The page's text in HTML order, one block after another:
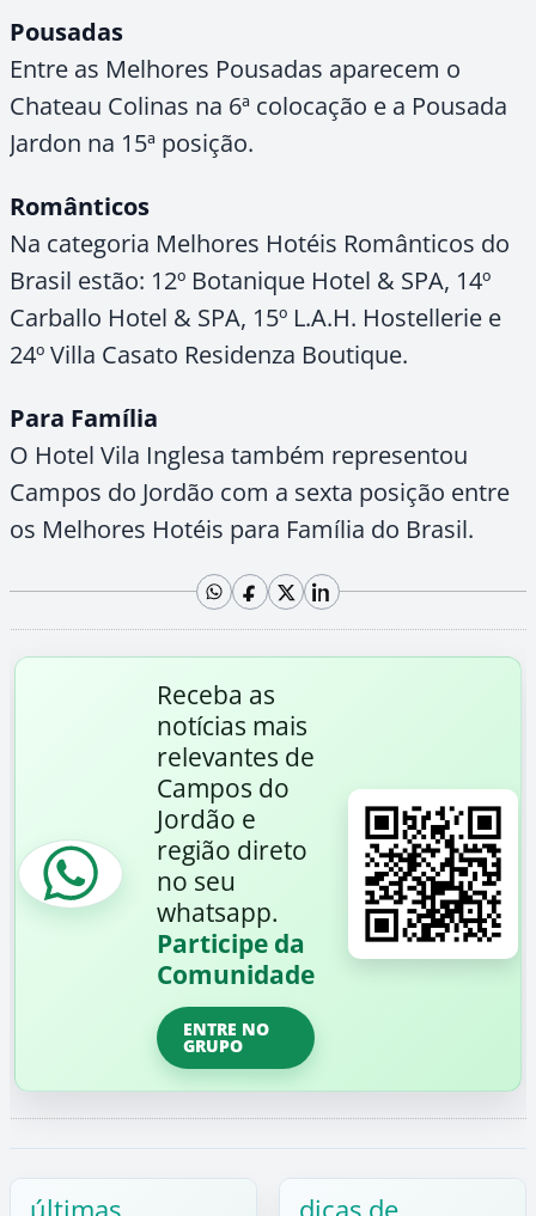
Pousadas
Entre as Melhores Pousadas aparecem o
Chateau Colinas na 6ª colocação e a Pousada
Jardon na 15ª posição.
Românticos
Na categoria Melhores Hotéis Românticos do
Brasil estão: 12º Botanique Hotel & SPA, 14º
Carballo Hotel & SPA, 15º L.A.H. Hostellerie e
24º Villa Casato Residenza Boutique.
Para Família
O Hotel Vila Inglesa também representou
Campos do Jordão com a sexta posição entre
os Melhores Hotéis para Família do Brasil.
Receba as
notícias mais
relevantes de
Campos do
Jordão e
região direto
no seu
whatsapp.
Participe da
Comunidade
ENTRE NO
GRUPO
últimas dicas de